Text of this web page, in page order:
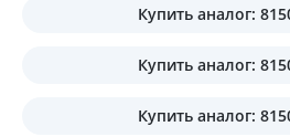
Купить аналог:
Купить аналог:
Купить аналог: